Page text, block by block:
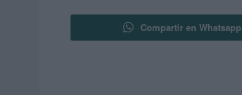
Compartir en Whatsapp